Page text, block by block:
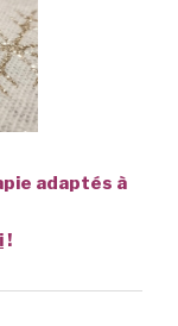
adaptés à
!